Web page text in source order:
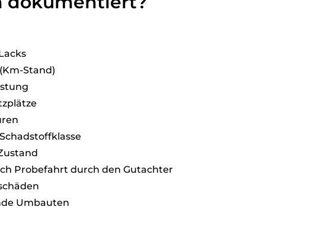
Stand)
Probefahrt durch den Gutachter
Umbauten